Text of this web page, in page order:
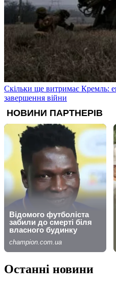
Скільки ще витримає Кремль:
завершення війни
Останні новини